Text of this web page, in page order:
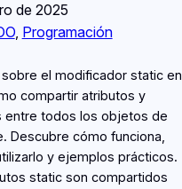
de 2025
, Programación
el modificador static en
compartir atributos y
entre todos los objetos de
Descubre cómo funciona,
y ejemplos prácticos.
static son compartidos